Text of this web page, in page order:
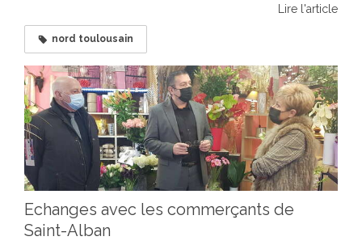
Lire l'article
nord toulousain
Echanges avec les commerçants de
Saint-Alban